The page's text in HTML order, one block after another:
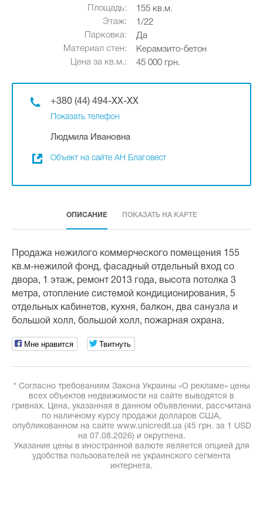
Площадь:
155 кв.м.
Этаж:
1/22
Парковка:
Да
Материал стен:
Керамзито-бетон
Цена за кв.м.:
45 000 грн.
+380 (44) 494-XX-XX
Показать телефон
Людмила Ивановна
Объект на сайте АН Благовест
ОПИСАНИЕ ПОКАЗАТЬ НА КАРТЕ
Продажа нежилого коммерческого помещения 155
кв.м-нежилой фонд, фасадный отдельный вход со
двора, 1 этаж, ремонт 2013 года, высота потолка 3
метра, отопление системой кондиционирования, 5
отдельных кабинетов, кухня, балкон, два санузла и
большой холл, большой холл, пожарная охрана.
Мне нравится Твитнуть
* Согласно требованиям Закона Украины «О рекламе» цены
всех объектов недвижимости на сайте выводятся в
гривнах. Цена, указанная в данном объявлении, рассчитана
по наличному курсу продажи долларов США,
опубликованном на сайте www.unicredit.ua (45 грн. за 1 USD
на 07.08.2026) и округлена.
Указание цены в иностранной валюте является опцией для
удобства пользователей не украинского сегмента
интернета.